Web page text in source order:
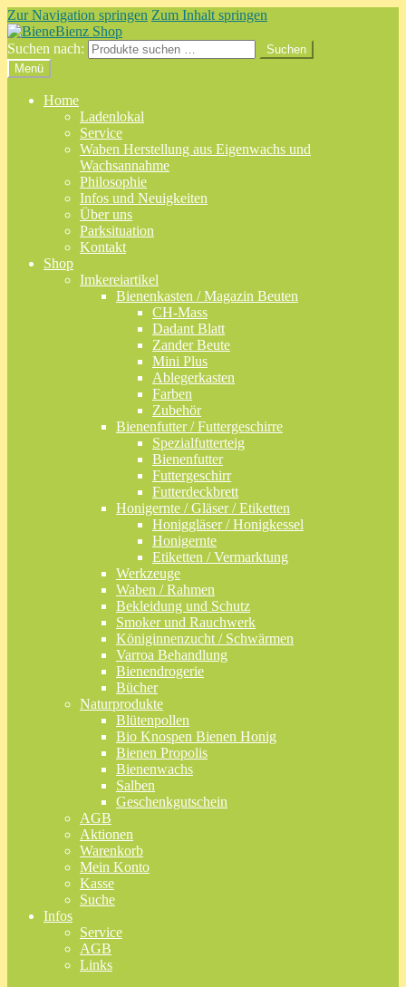
Zur Navigation springen Zum Inhalt springen
Suchen nach:
Suchen
Menü
Home
Ladenlokal
Service
Waben Herstellung aus Eigenwachs und
Wachsannahme
Philosophie
Infos und Neuigkeiten
Über uns
Parksituation
Kontakt
Shop
Imkereiartikel
Bienenkasten / Magazin Beuten
CH-Mass
Dadant Blatt
Zander Beute
Mini Plus
Ablegerkasten
Farben
Zubehör
Bienenfutter / Futtergeschirre
Spezialfutterteig
Bienenfutter
Futtergeschirr
Futterdeckbrett
Honigernte / Gläser / Etiketten
Honiggläser / Honigkessel
Honigernte
Etiketten / Vermarktung
Werkzeuge
Waben / Rahmen
Bekleidung und Schutz
Smoker und Rauchwerk
Königinnenzucht / Schwärmen
Varroa Behandlung
Bienendrogerie
Bücher
Naturprodukte
Blütenpollen
Bio Knospen Bienen Honig
Bienen Propolis
Bienenwachs
Salben
Geschenkgutschein
AGB
Aktionen
Warenkorb
Mein Konto
Kasse
Suche
Infos
Service
AGB
Links